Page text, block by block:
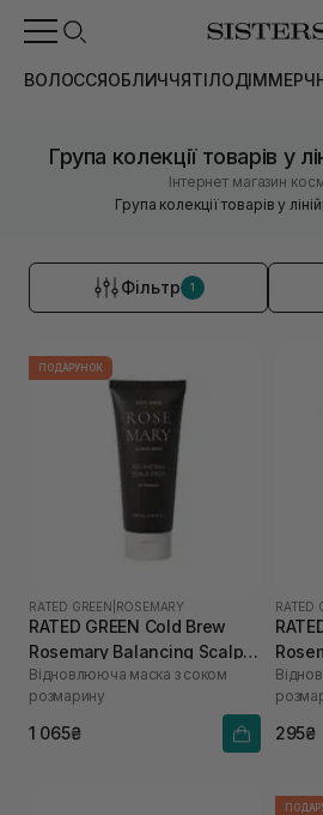
ВОЛОССЯОБЛИЧЧЯТІЛОДІММЕРЧ
Група колекції товарів у
Інтернет магазин
Група колекції товарів у
Фільтр 1
ПОДАРУНОК
RATED GREEN ROSEMARY
RATED GREEN Cold Brew
Rosemary Balancing Scalp
Pack 200 мл
Відновлююча маска з соком
розмарину
1 065₴
RATED
Pack
295₴